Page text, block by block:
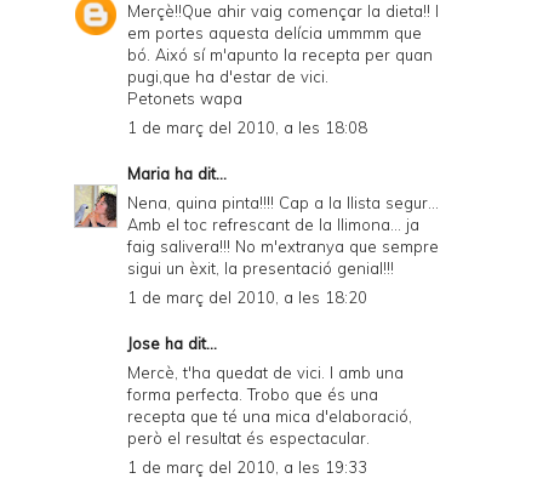
Merçè!!Que ahir vaig començar la dieta!! I
em portes aquesta delícia ummmm que
bó. Aixó sí m'apunto la recepta per quan
pugi,que ha d'estar de vici.
Petonets wapa
1 de març del 2010, a les 18:08
Maria ha dit...
Nena, quina pinta!!!! Cap a la llista segur...
Amb el toc refrescant de la llimona... ja
faig salivera!!! No m'extranya que sempre
sigui un èxit, la presentació genial!!!
1 de març del 2010, a les 18:20
Jose ha dit...
Mercè, t'ha quedat de vici. I amb una
forma perfecta. Trobo que és una
recepta que té una mica d'elaboració,
però el resultat és espectacular.
1 de març del 2010, a les 19:33